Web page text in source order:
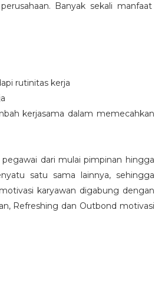
Banyak sekali manfaat
rutinitas kerja
kerjasama dalam memecahkan
dari mulai pimpinan hingga
satu sama lainnya, sehingga
karyawan digabung dengan
Refreshing dan Outbond motivasi